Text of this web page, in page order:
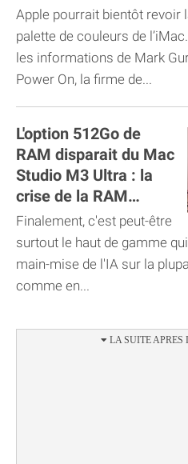
Apple pourrait bientôt revoir
palette de couleurs de
les informations de Mark
Power On, la firme de...
L'option 512Go de
RAM disparait du Mac
Studio M3 Ultra : la
crise de la RAM
touche aussi Apple
Finalement, c'est peut-être
surtout le haut de gamme
main-mise de l'IA sur la
comme en...